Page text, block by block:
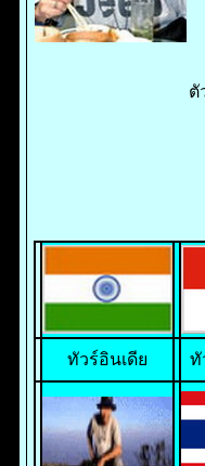
ตั
ทัวร์อินเดีย ทั